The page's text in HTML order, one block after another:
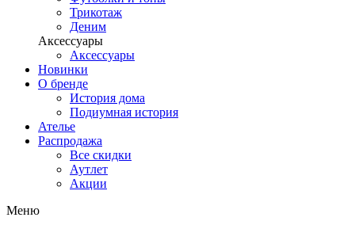
Трикотаж
Деним
Аксессуары
Аксессуары
Новинки
О бренде
История дома
Подиумная история
Ателье
Распродажа
Все скидки
Аутлет
Акции
Меню